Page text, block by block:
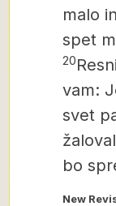
malo
spet
20
vam:
svet
bo
New